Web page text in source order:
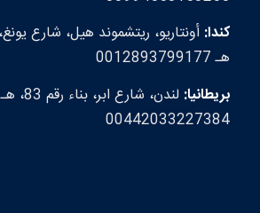
كندا:
هـ 0012893799177
بريطانيا:
لندن، شارع ابر، بناء رقم 83، هـ
00442033227384